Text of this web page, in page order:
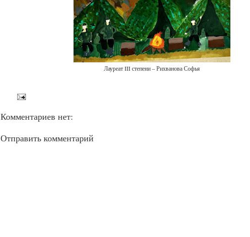
Лауреат III степени – Рихванова Софья
Комментариев нет:
Отправить комментарий